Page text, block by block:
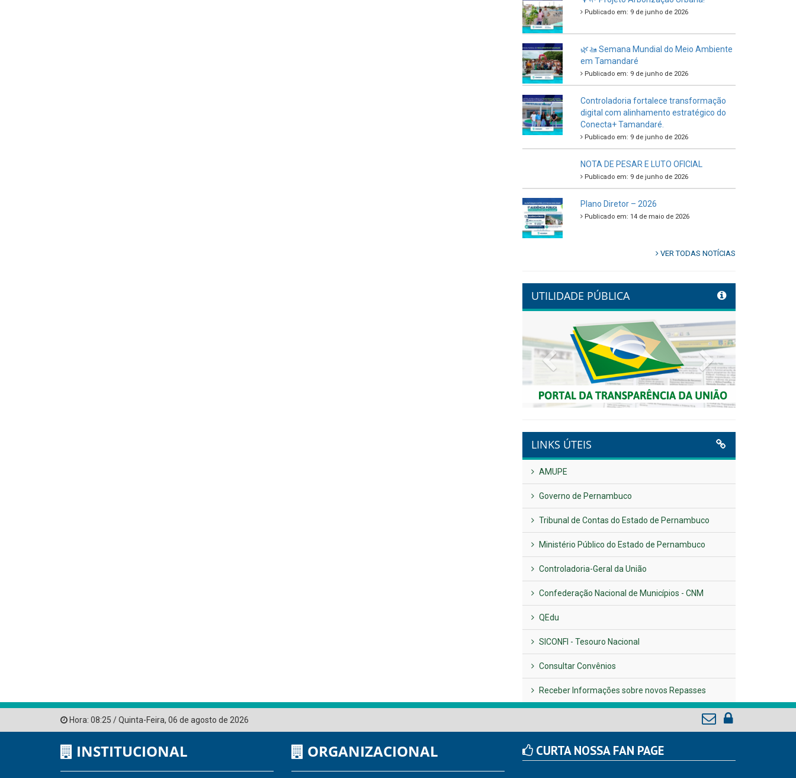
Publicado em: 9 de junho de 2026
🌿🚤 Semana Mundial do Meio Ambiente
em Tamandaré
Publicado em: 9 de junho de 2026
Controladoria fortalece transformação
digital com alinhamento estratégico do
Conecta+ Tamandaré.
Publicado em: 9 de junho de 2026
NOTA DE PESAR E LUTO OFICIAL
Publicado em: 9 de junho de 2026
Plano Diretor – 2026
Publicado em: 14 de maio de 2026
VER TODAS NOTÍCIAS
UTILIDADE PÚBLICA
Previous Next
LINKS ÚTEIS
AMUPE
Governo de Pernambuco
Tribunal de Contas do Estado de Pernambuco
Ministério Público do Estado de Pernambuco
Controladoria-Geral da União
Confederação Nacional de Municípios - CNM
QEdu
SICONFI - Tesouro Nacional
Consultar Convênios
Receber Informações sobre novos Repasses
Hora: 08:25 /Quinta-Feira, 06 de agosto de 2026
INSTITUCIONAL ORGANIZACIONAL CURTA NOSSA FAN PAGE